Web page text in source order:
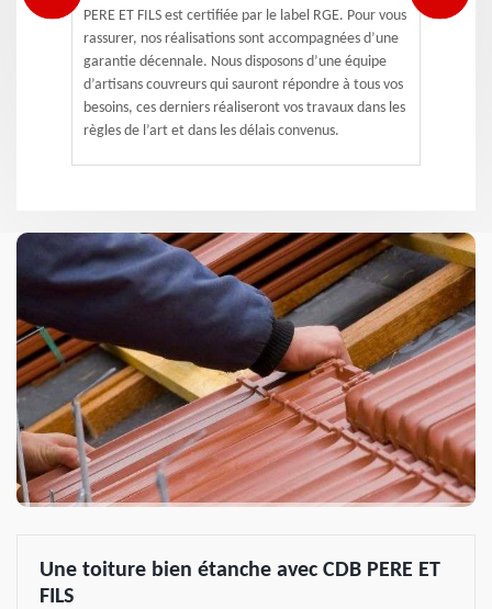
PERE ET FILS est certifiée par le label RGE. Pour vous
rassurer, nos réalisations sont accompagnées d’une
garantie décennale. Nous disposons d’une équipe
d’artisans couvreurs qui sauront répondre à tous vos
besoins, ces derniers réaliseront vos travaux dans les
règles de l’art et dans les délais convenus.
Une toiture bien étanche avec CDB PERE ET
FILS